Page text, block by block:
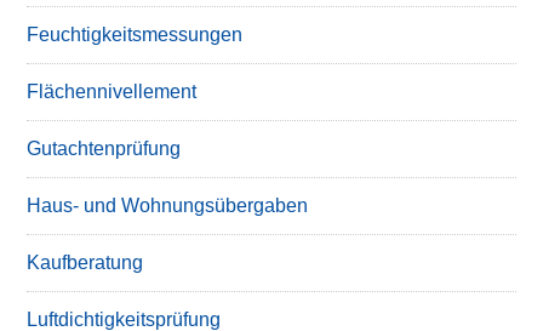
Feuchtigkeitsmessungen
Flächennivellement
Gutachtenprüfung
Haus- und Wohnungsübergaben
Kaufberatung
Luftdichtigkeitsprüfung